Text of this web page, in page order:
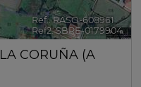
Ref.. RASO-608961 🔗
Ref2. SBRE-0179904
LA CORUÑA (A